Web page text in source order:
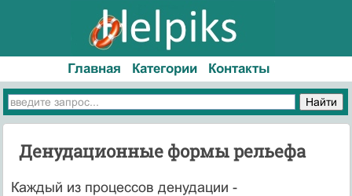
Главная Категории Контакты
Денудационные формы рельефа
Каждый из процессов денудации -